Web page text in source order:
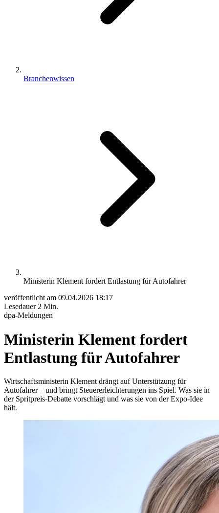
Branchenwissen
Ministerin Klement fordert Entlastung für Autofahrer
veröffentlicht am 09.04.2026 18:17
Lesedauer 2 Min.
dpa-Meldungen
Ministerin Klement fordert
Entlastung für Autofahrer
Wirtschaftsministerin Klement drängt auf Unterstützung für
Autofahrer – und bringt Steuererleichterungen ins Spiel. Was sie in
der Spritpreis-Debatte vorschlägt und was sie von der Expo-Idee
hält.